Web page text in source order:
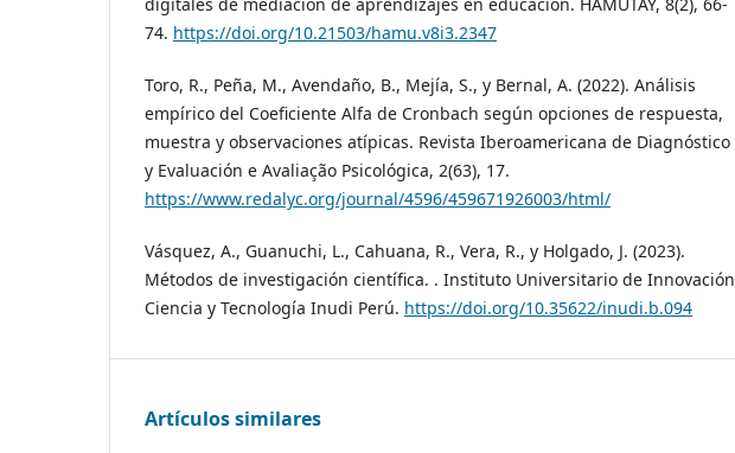
74. https://doi.org/10.21503/hamu.v8i3.2347
Toro, R., Peña, M., Avendaño, B., Mejía, S., y Bernal, A. (2022). Análisis
empírico del Coeficiente Alfa de Cronbach según opciones de respuesta,
muestra y observaciones atípicas. Revista Iberoamericana de Diagnóstico
y Evaluación e Avaliação Psicológica, 2(63), 17.
https://www.redalyc.org/journal/4596/459671926003/html/
Vásquez, A., Guanuchi, L., Cahuana, R., Vera, R., y Holgado, J. (2023).
Métodos de investigación científica. . Instituto Universitario de Innovación
Ciencia y Tecnología Inudi Perú. https://doi.org/10.35622/inudi.b.094
Artículos similares